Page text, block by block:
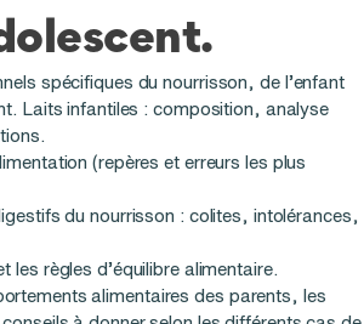
spécifiques du nourrisson, de l’enfant
Laits infantiles : composition, analyse
(repères et erreurs les plus
du nourrisson : colites, intolérances,
les règles d’équilibre alimentaire.
alimentaires des parents, les